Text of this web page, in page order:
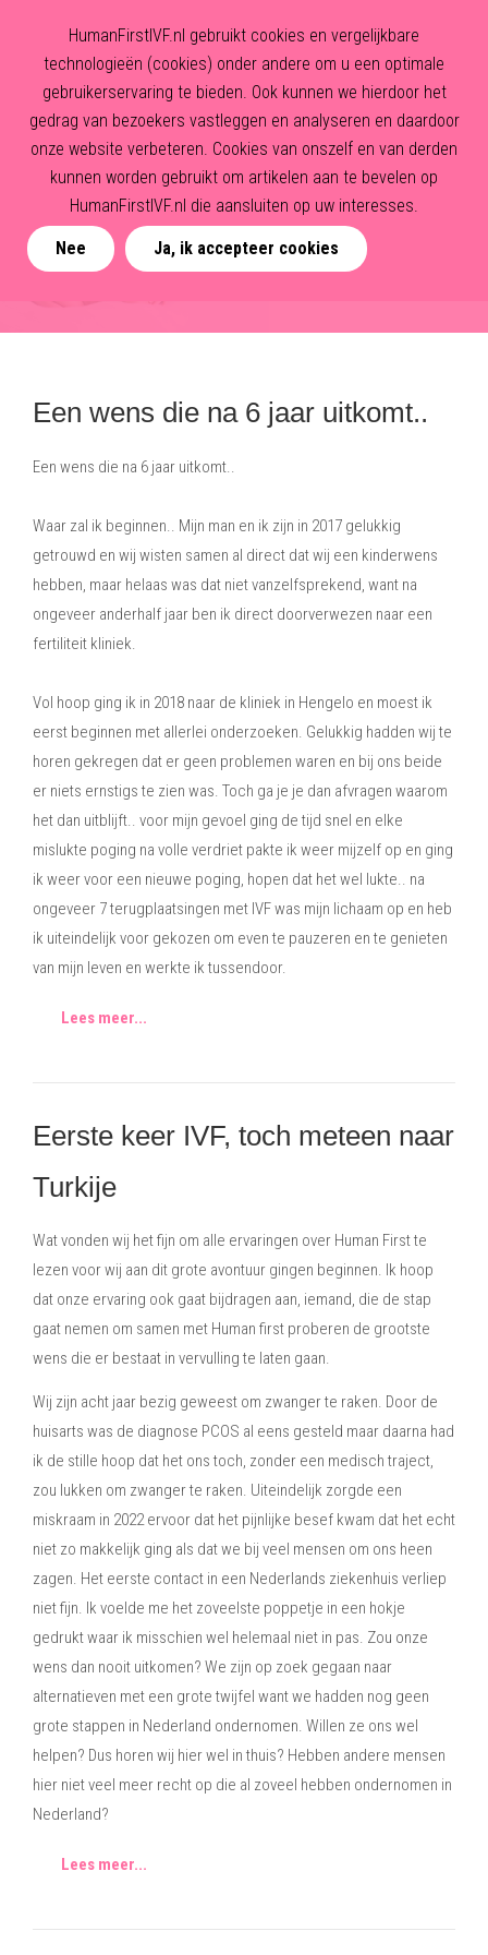
Een wens die na 6 jaar uitkomt..
Een wens die na 6 jaar uitkomt..
Waar zal ik beginnen.. Mijn man en ik zijn in 2017 gelukkig
getrouwd en wij wisten samen al direct dat wij een kinderwens
hebben, maar helaas was dat niet vanzelfsprekend, want na
ongeveer anderhalf jaar ben ik direct doorverwezen naar een
fertiliteit kliniek.
Vol hoop ging ik in 2018 naar de kliniek in Hengelo en moest ik
eerst beginnen met allerlei onderzoeken. Gelukkig hadden wij te
horen gekregen dat er geen problemen waren en bij ons beide
er niets ernstigs te zien was. Toch ga je je dan afvragen waarom
het dan uitblijft.. voor mijn gevoel ging de tijd snel en elke
mislukte poging na volle verdriet pakte ik weer mijzelf op en ging
ik weer voor een nieuwe poging, hopen dat het wel lukte.. na
ongeveer 7 terugplaatsingen met IVF was mijn lichaam op en heb
ik uiteindelijk voor gekozen om even te pauzeren en te genieten
van mijn leven en werkte ik tussendoor.
Lees meer...
Eerste keer IVF, toch meteen naar
Turkije
Wat vonden wij het fijn om alle ervaringen over Human First te
lezen voor wij aan dit grote avontuur gingen beginnen. Ik hoop
dat onze ervaring ook gaat bijdragen aan, iemand, die de stap
gaat nemen om samen met Human first proberen de grootste
wens die er bestaat in vervulling te laten gaan.
Wij zijn acht jaar bezig geweest om zwanger te raken. Door de
huisarts was de diagnose PCOS al eens gesteld maar daarna had
ik de stille hoop dat het ons toch, zonder een medisch traject,
zou lukken om zwanger te raken. Uiteindelijk zorgde een
miskraam in 2022 ervoor dat het pijnlijke besef kwam dat het echt
niet zo makkelijk ging als dat we bij veel mensen om ons heen
zagen. Het eerste contact in een Nederlands ziekenhuis verliep
niet fijn. Ik voelde me het zoveelste poppetje in een hokje
gedrukt waar ik misschien wel helemaal niet in pas. Zou onze
wens dan nooit uitkomen? We zijn op zoek gegaan naar
alternatieven met een grote twijfel want we hadden nog geen
grote stappen in Nederland ondernomen. Willen ze ons wel
helpen? Dus horen wij hier wel in thuis? Hebben andere mensen
hier niet veel meer recht op die al zoveel hebben ondernomen in
Nederland?
Lees meer...
HumanFirstIVF.nl gebruikt cookies en vergelijkbare
technologieën (cookies) onder andere om u een optimale
gebruikerservaring te bieden. Ook kunnen we hierdoor het
gedrag van bezoekers vastleggen en analyseren en daardoor
onze website verbeteren. Cookies van onszelf en van derden
kunnen worden gebruikt om artikelen aan te bevelen op
HumanFirstIVF.nl die aansluiten op uw interesses.
Nee Ja, ik accepteer cookies